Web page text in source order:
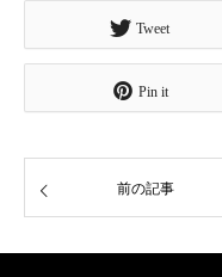
Tweet
Pin it
前の記事